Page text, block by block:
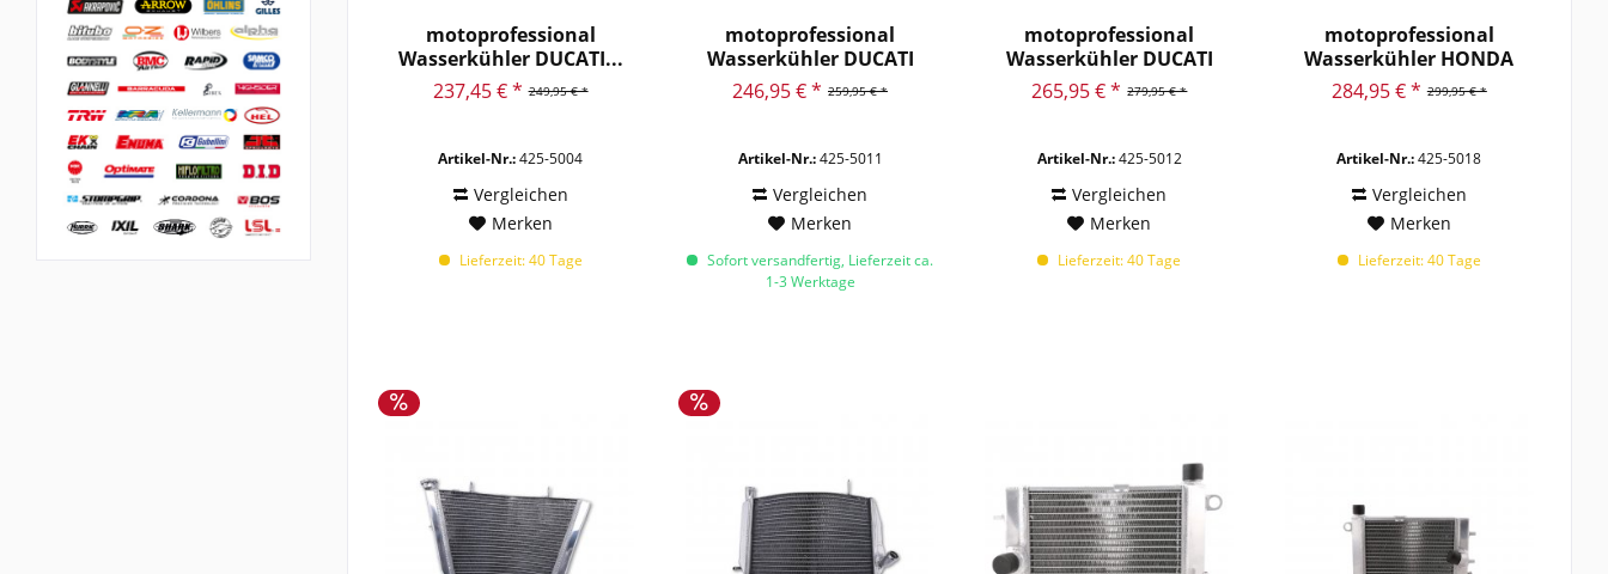
motoprofessional
Wasserkühler DUCATI...
249,95 € *
237,45 € *
Artikel-Nr.:425-5004
Vergleichen
Merken
Lieferzeit: 40 Tage
motoprofessional
Wasserkühler DUCATI
Panigale...259,95 € *
246,95 € *
Artikel-Nr.:425-5011
Vergleichen
Merken
Sofort versandfertig, Lieferzeit ca.
1-3 Werktage
motoprofessional
Wasserkühler DUCATI
Panigale...279,95 € *
265,95 € *
Artikel-Nr.:425-5012
Vergleichen
Merken
Lieferzeit: 40 Tage
motoprofessional
Wasserkühler HONDA
CBR1000RR...
299,95 € *
284,95 € *
Artikel-Nr.:425-5018
Vergleichen
Merken
Lieferzeit: 40 Tage